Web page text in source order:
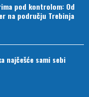
pod kontrolom: Od
na području Trebinja
najčešće sami sebi